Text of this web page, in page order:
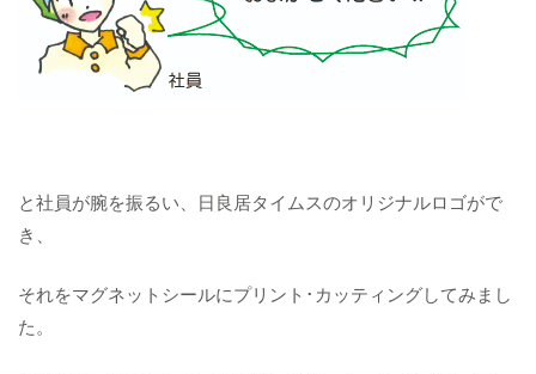
と社員が腕を振るい、日良居タイムスのオリジナルロゴがで
き、
それをマグネットシールにプリント･カッティングしてみまし
た。